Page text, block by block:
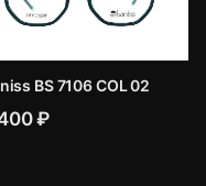
BS 7106 COL 02
₽